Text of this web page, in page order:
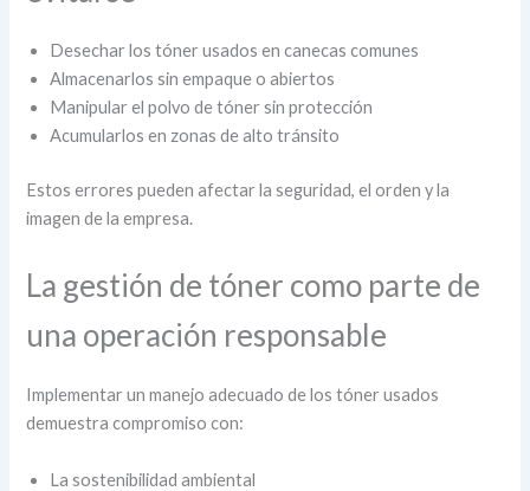
Desechar los tóner usados en canecas comunes
Almacenarlos sin empaque o abiertos
Manipular el polvo de tóner sin protección
Acumularlos en zonas de alto tránsito
Estos errores pueden afectar la seguridad, el orden y la
imagen de la empresa.
La gestión de tóner como parte de
una operación responsable
Implementar un manejo adecuado de los tóner usados
demuestra compromiso con:
La sostenibilidad ambiental